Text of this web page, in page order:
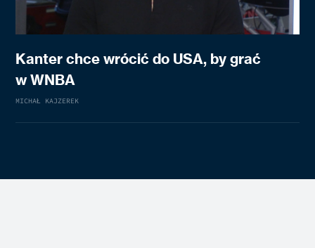
Kanter chce wrócić do USA, by grać
w WNBA
MICHAŁ KAJZEREK